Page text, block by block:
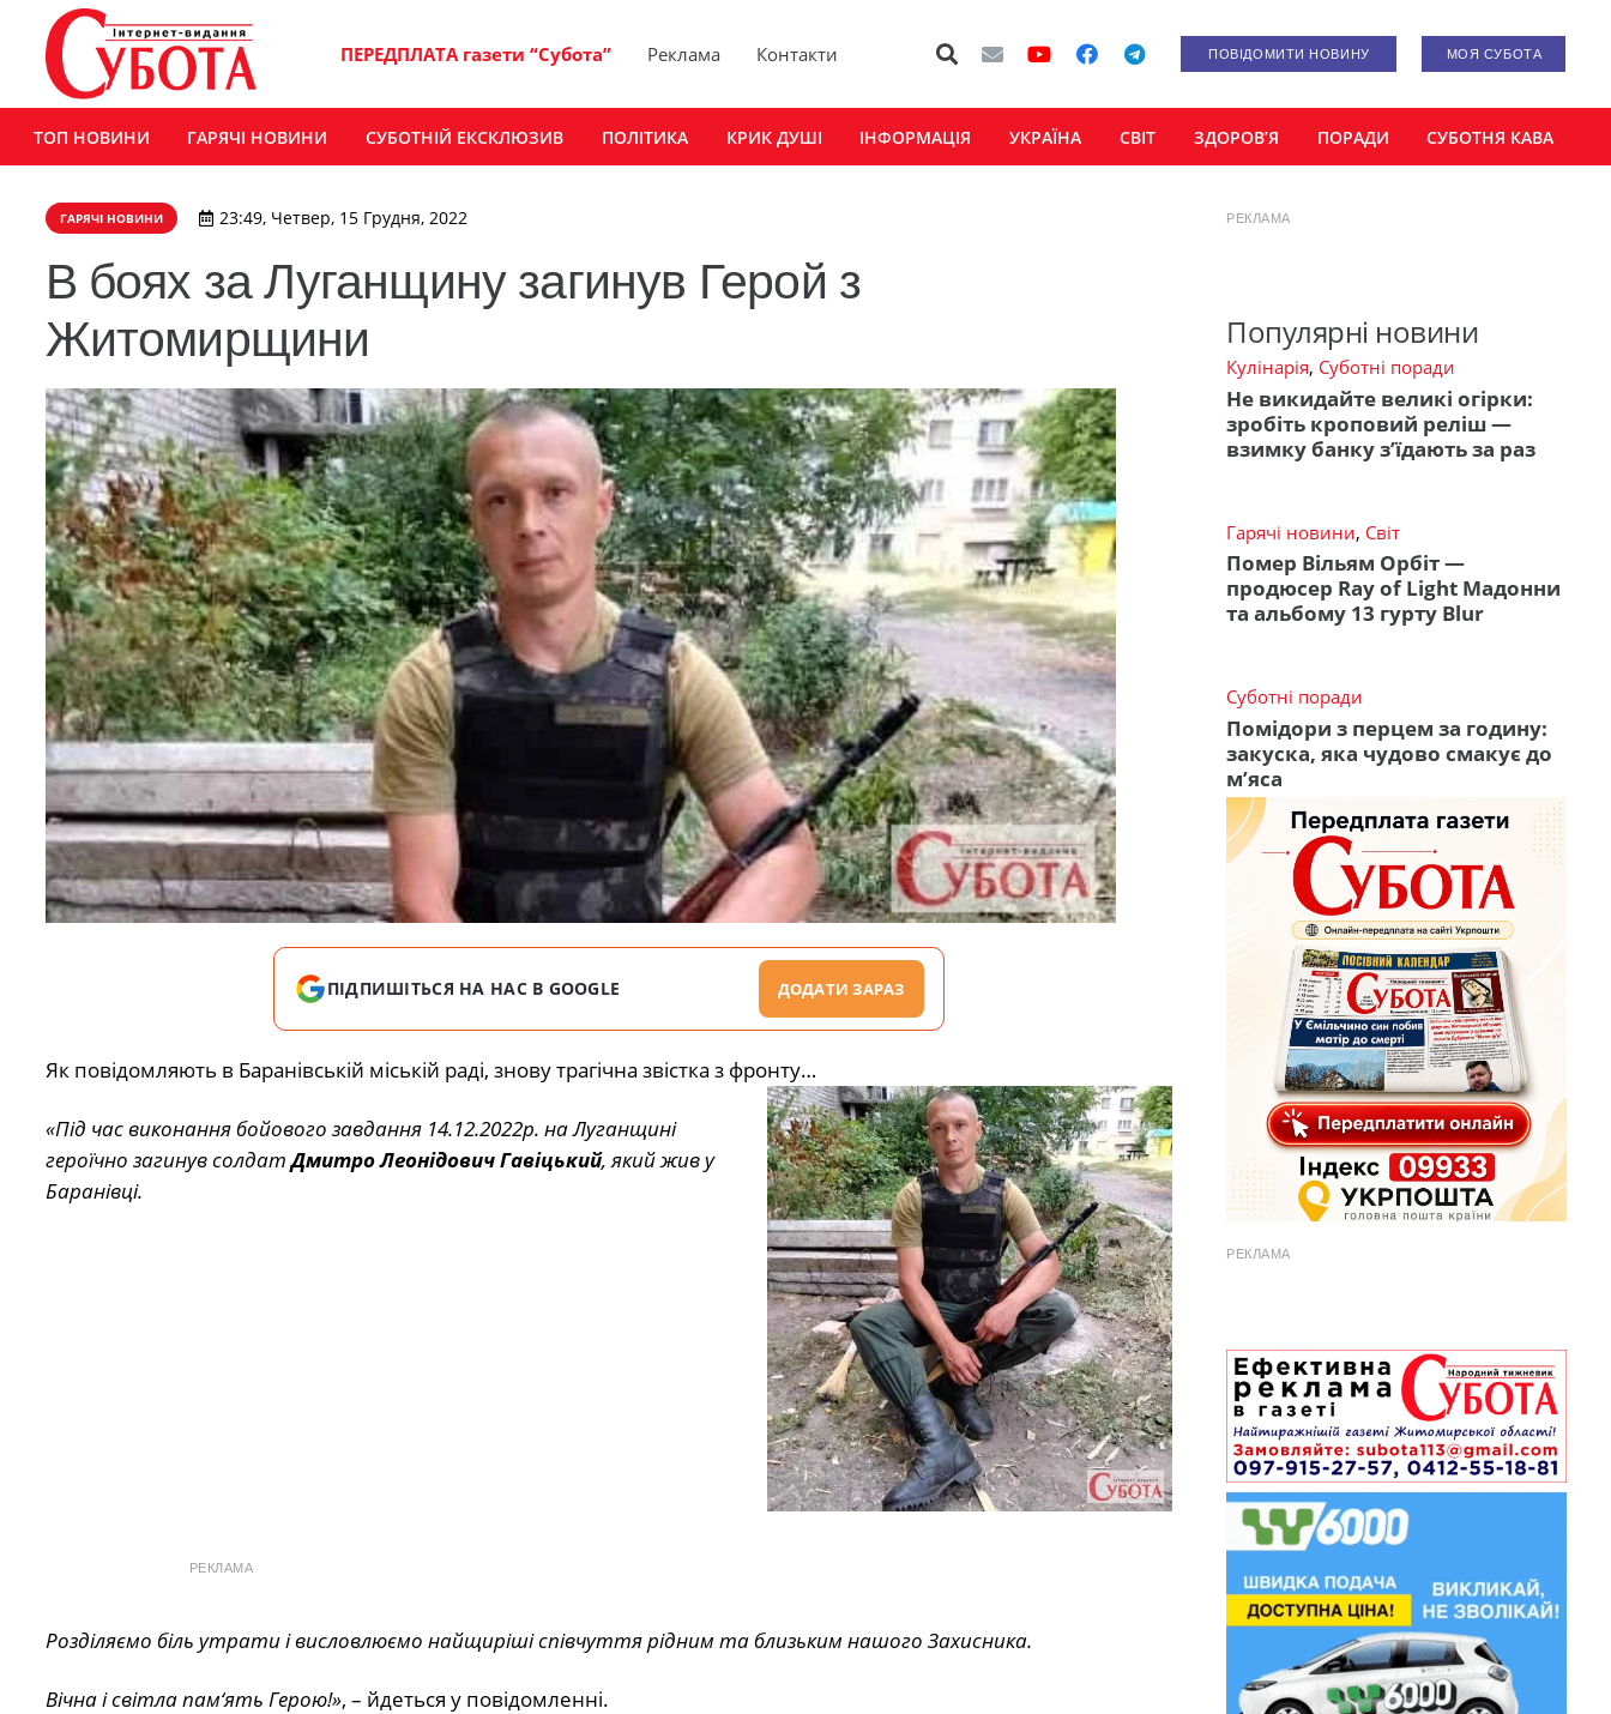
ПЕРЕДПЛАТА газети “Субота” Реклама Контакти ПОВІДОМИТИ НОВИНУ МОЯ СУБОТА
ТОП НОВИНИ ГАРЯЧІ НОВИНИ СУБОТНІЙ ЕКСКЛЮЗИВ ПОЛІТИКА КРИК ДУШІ ІНФОРМАЦІЯ УКРАЇНА СВІТ ЗДОРОВ’Я ПОРАДИ СУБОТНЯ КАВА
ГАРЯЧІ НОВИНИ 23:49, Четвер, 15 Грудня, 2022
В боях за Луганщину загинув Герой з
Житомирщини
ПІДПИШІТЬСЯ НА НАС В GOOGLE ДОДАТИ ЗАРАЗ
Як повідомляють в Баранівській міській раді, знову трагічна звістка з фронту…
«Під час виконання бойового завдання 14.12.2022р. на Луганщині
героїчно загинув солдатДмитро Леонідович Гавіцький, який жив у
Баранівці.
РЕКЛАМА
Розділяємо біль утрати і висловлюємо найщиріші співчуття рідним та близьким нашого Захисника.
Вічна і світла пам‘ять Герою!», – йдеться у повідомленні.
РЕКЛАМА
Популярні новини
Кулінарія, Суботні поради
Не викидайте великі огірки:
зробіть кроповий реліш —
взимку банку з’їдають за раз
Гарячі новини, Світ
Помер Вільям Орбіт —
продюсер Ray of Light Мадонни
та альбому 13 гурту Blur
Суботні поради
Помідори з перцем за годину:
закуска, яка чудово смакує до
м’яса
РЕКЛАМА